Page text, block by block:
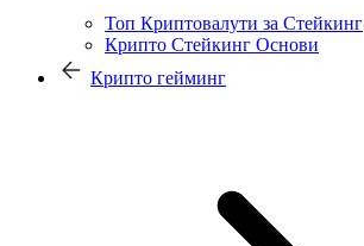
Топ Криптовалути за Стейкинг
Крипто Стейкинг Основи
Крипто гейминг